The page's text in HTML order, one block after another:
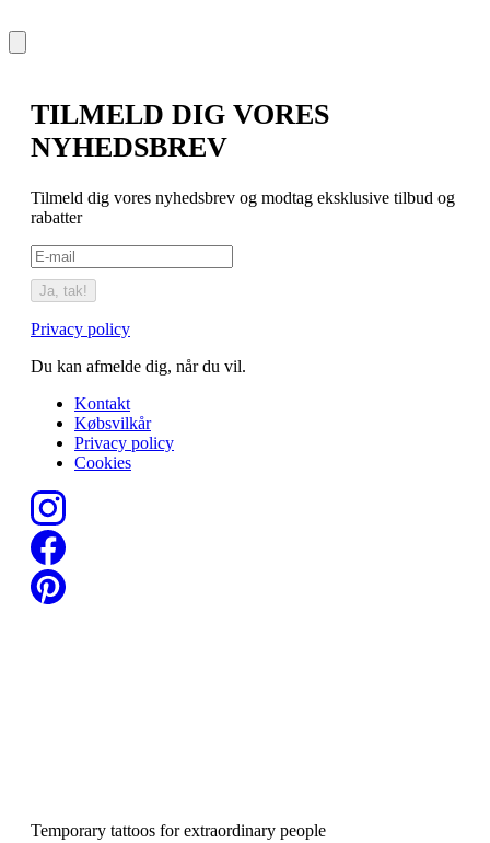
TILMELD DIG VORES
NYHEDSBREV
Tilmeld dig vores nyhedsbrev og modtag eksklusive tilbud og
rabatter
Ja, tak!
Privacy policy
Du kan afmelde dig, når du vil.
Kontakt
Købsvilkår
Privacy policy
Cookies
Temporary tattoos for extraordinary people